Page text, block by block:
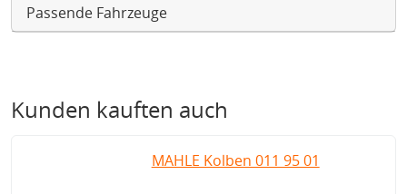
Passende Fahrzeuge
Kunden kauften auch
MAHLE Kolben 011 95 01